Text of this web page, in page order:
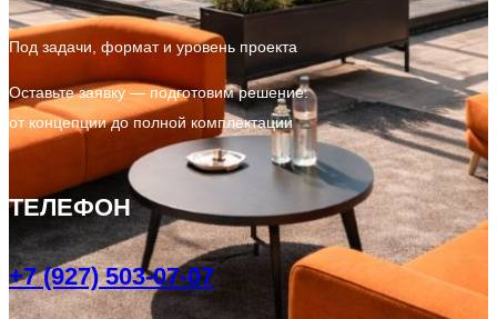
Под задачи, формат и уровень проекта
Оставьте заявку — подготовим решение:
от концепции до полной комплектации
ТЕЛЕФОН
+7 (927) 503-07-07